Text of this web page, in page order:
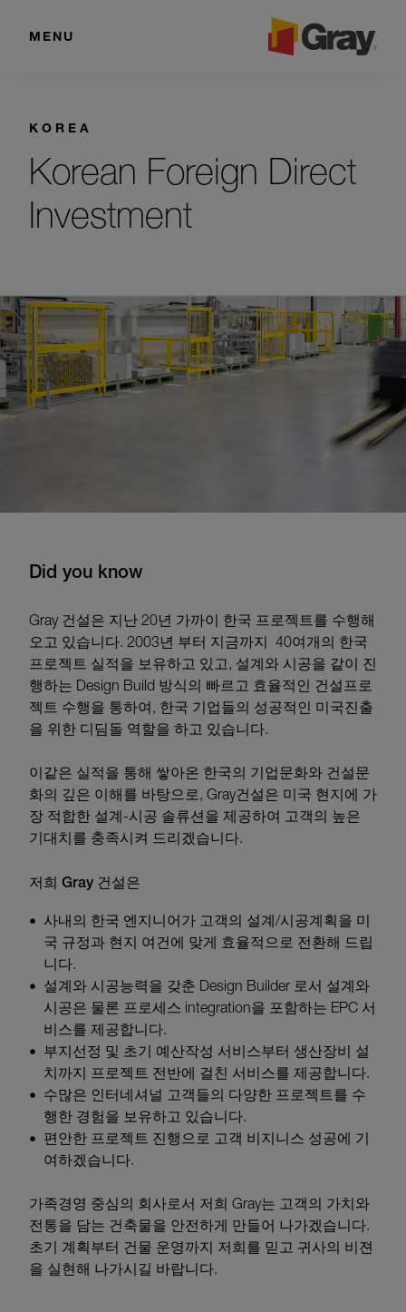
MENU
KOREA
Korean Foreign Direct
Investment
Did you know
Gray 건설은 지난 20년 가까이 한국 프로젝트를 수행해
오고 있습니다. 2003년 부터 지금까지 40여개의 한국
프로젝트 실적을 보유하고 있고, 설계와 시공을 같이 진
행하는 Design Build 방식의 빠르고 효율적인 건설프로
젝트 수행을 통하여, 한국 기업들의 성공적인 미국진출
을 위한 디딤돌 역할을 하고 있습니다.
이같은 실적을 통해 쌓아온 한국의 기업문화와 건설문
화의 깊은 이해를 바탕으로, Gray건설은 미국 현지에 가
장 적합한 설계-시공 솔류션을 제공하여 고객의 높은
기대치를 충족시켜 드리겠습니다.
저희 Gray 건설은
사내의 한국 엔지니어가 고객의 설계/시공계획을 미
국 규정과 현지 여건에 맞게 효율적으로 전환해 드립
니다.
설계와 시공능력을 갖춘 Design Builder 로서 설계와
시공은 물론 프로세스 integration을 포함하는 EPC 서
비스를 제공합니다.
부지선정 및 초기 예산작성 서비스부터 생산장비 설
치까지 프로젝트 전반에 걸친 서비스를 제공합니다.
수많은 인터네셔널 고객들의 다양한 프로젝트를 수
행한 경험을 보유하고 있습니다.
편안한 프로젝트 진행으로 고객 비지니스 성공에 기
여하겠습니다.
가족경영 중심의 회사로서 저희 Gray는 고객의 가치와
전통을 담는 건축물을 안전하게 만들어 나가겠습니다.
초기 계획부터 건물 운영까지 저희를 믿고 귀사의 비젼
을 실현해 나가시길 바랍니다.